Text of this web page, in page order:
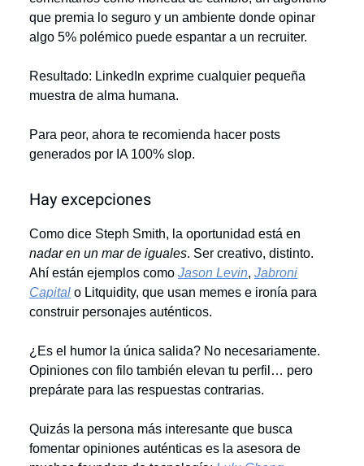
que premia lo seguro y un ambiente donde opinar
algo 5% polémico puede espantar a un recruiter.
Resultado: LinkedIn exprime cualquier pequeña
muestra de alma humana.
Para peor, ahora te recomienda hacer posts
generados por IA 100% slop.
Hay excepciones
Como dice Steph Smith, la oportunidad está en
nadar en un mar de iguales. Ser creativo, distinto.
Ahí están ejemplos como Jason Levin, Jabroni
Capital o Litquidity, que usan memes e ironía para
construir personajes auténticos.
¿Es el humor la única salida? No necesariamente.
Opiniones con filo también elevan tu perfil… pero
prepárate para las respuestas contrarias.
Quizás la persona más interesante que busca
fomentar opiniones auténticas es la asesora de